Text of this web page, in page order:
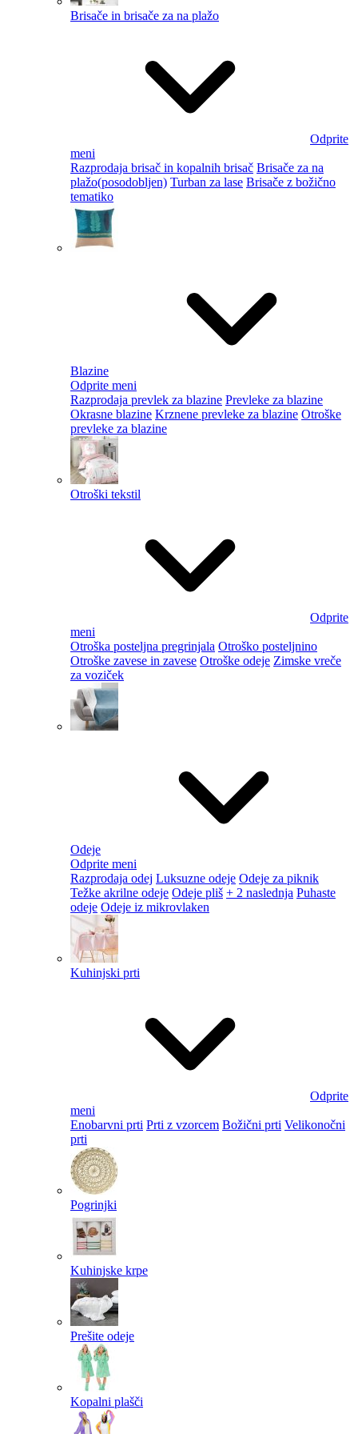
Brisače in brisače za na plažo
Odprite
meni
Razprodaja brisač in kopalnih brisač Brisače za na
plažo(posodobljen) Turban za lase Brisače z božično
tematiko
Blazine
Odprite meni
Razprodaja prevlek za blazine Prevleke za blazine
Okrasne blazine Krznene prevleke za blazine Otroške
prevleke za blazine
Otroški tekstil
Odprite
meni
Otroška posteljna pregrinjala Otroško posteljnino
Otroške zavese in zavese Otroške odeje Zimske vreče
za voziček
Odeje
Odprite meni
Razprodaja odej Luksuzne odeje Odeje za piknik
Težke akrilne odeje Odeje pliš + 2 naslednja Puhaste
odeje Odeje iz mikrovlaken
Kuhinjski prti
Odprite
meni
Enobarvni prti Prti z vzorcem Božični prti Velikonočni
prti​
Pogrinjki
Kuhinjske krpe
Prešite odeje
Kopalni plašči